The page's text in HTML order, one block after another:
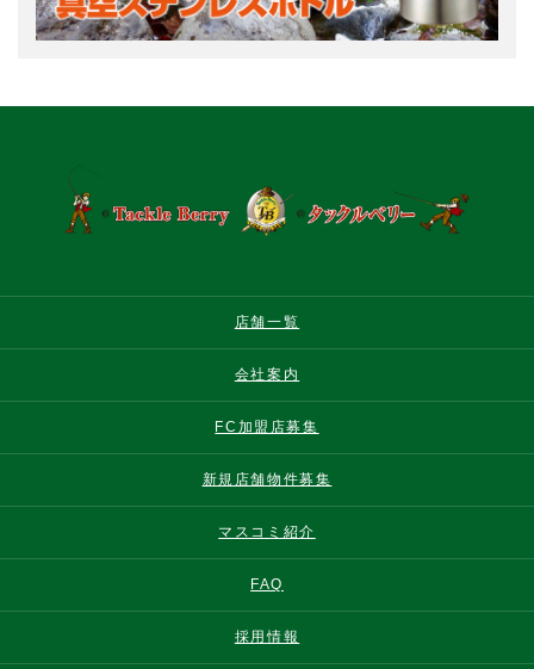
店舗一覧
会社案内
FC加盟店募集
新規店舗物件募集
マスコミ紹介
FAQ
採用情報